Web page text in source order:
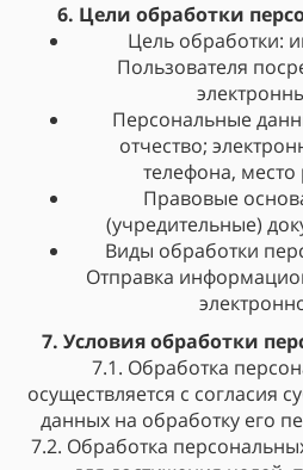
6. Цели обработки
Цель обработки:
Пользователя
Персональные
отчество;
телефона,
Правовые
(учредительные)
Виды обработки
Отправка
7. Условия обработки
7.1. Обработка
осуществляется с согласия
данных на обработку его
7.2. Обработка